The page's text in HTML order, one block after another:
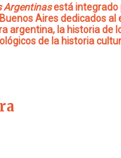
Argentinasestá integrado
Aires dedicados al
argentina, la historia de
de la historia